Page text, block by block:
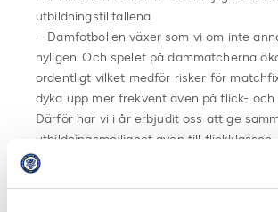
utbildningstillfällena.
– Damfotbollen växer som vi om inte
nyligen. Och spelet på dammatcherna
ordentligt vilket medför risker för
dyka upp mer frekvent även på flick- och
Därför har vi i år erbjudit oss att ge
utbildningsmöjlighet även till flickklassen.